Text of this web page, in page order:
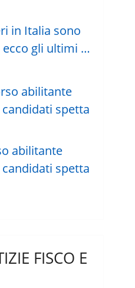
in Italia sono
ecco gli ultimi …
abilitante
spetta
FISCO E